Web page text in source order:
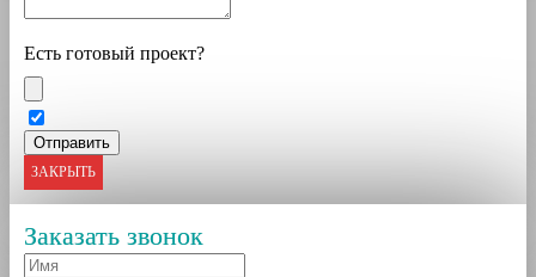
Есть готовый проект?
ЗАКРЫТЬ
Заказать звонок